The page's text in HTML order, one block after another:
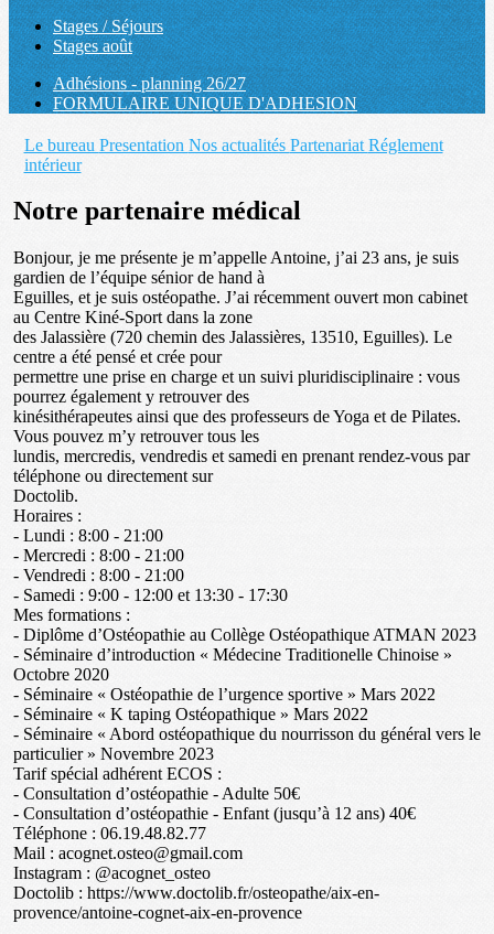
Stages / Séjours
Stages août
Adhésions - planning 26/27
FORMULAIRE UNIQUE D'ADHESION
Le bureau Presentation Nos actualités Partenariat Réglement
intérieur
Notre partenaire médical
Bonjour, je me présente je m’appelle Antoine, j’ai 23 ans, je suis
gardien de l’équipe sénior de hand à
Eguilles, et je suis ostéopathe. J’ai récemment ouvert mon cabinet
au Centre Kiné-Sport dans la zone
des Jalassière (720 chemin des Jalassières, 13510, Eguilles). Le
centre a été pensé et crée pour
permettre une prise en charge et un suivi pluridisciplinaire : vous
pourrez également y retrouver des
kinésithérapeutes ainsi que des professeurs de Yoga et de Pilates.
Vous pouvez m’y retrouver tous les
lundis, mercredis, vendredis et samedi en prenant rendez-vous par
téléphone ou directement sur
Doctolib.
Horaires :
- Lundi : 8:00 - 21:00
- Mercredi : 8:00 - 21:00
- Vendredi : 8:00 - 21:00
- Samedi : 9:00 - 12:00 et 13:30 - 17:30
Mes formations :
- Diplôme d’Ostéopathie au Collège Ostéopathique ATMAN 2023
- Séminaire d’introduction « Médecine Traditionelle Chinoise »
Octobre 2020
- Séminaire « Ostéopathie de l’urgence sportive » Mars 2022
- Séminaire « K taping Ostéopathique » Mars 2022
- Séminaire « Abord ostéopathique du nourrisson du général vers le
particulier » Novembre 2023
Tarif spécial adhérent ECOS :
- Consultation d’ostéopathie - Adulte 50€
- Consultation d’ostéopathie - Enfant (jusqu’à 12 ans) 40€
Téléphone : 06.19.48.82.77
Mail : acognet.osteo@gmail.com
Instagram : @acognet_osteo
Doctolib : https://www.doctolib.fr/osteopathe/aix-en-
provence/antoine-cognet-aix-en-provence